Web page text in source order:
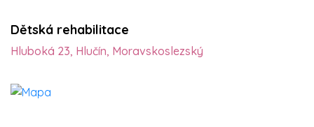
Dětská rehabilitace
Hluboká 23, Hlučín, Moravskoslezský